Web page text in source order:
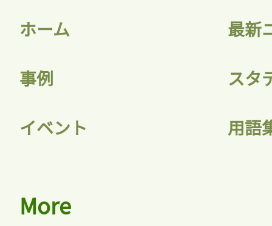
ホーム 最新
事例 スタ
イベント 用語
More